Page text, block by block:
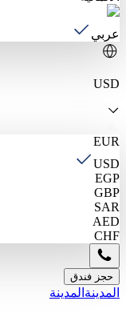
عربي
USD
EUR
USD
EGP
GBP
SAR
AED
CHF
حجز فندق
المدينة المدينة